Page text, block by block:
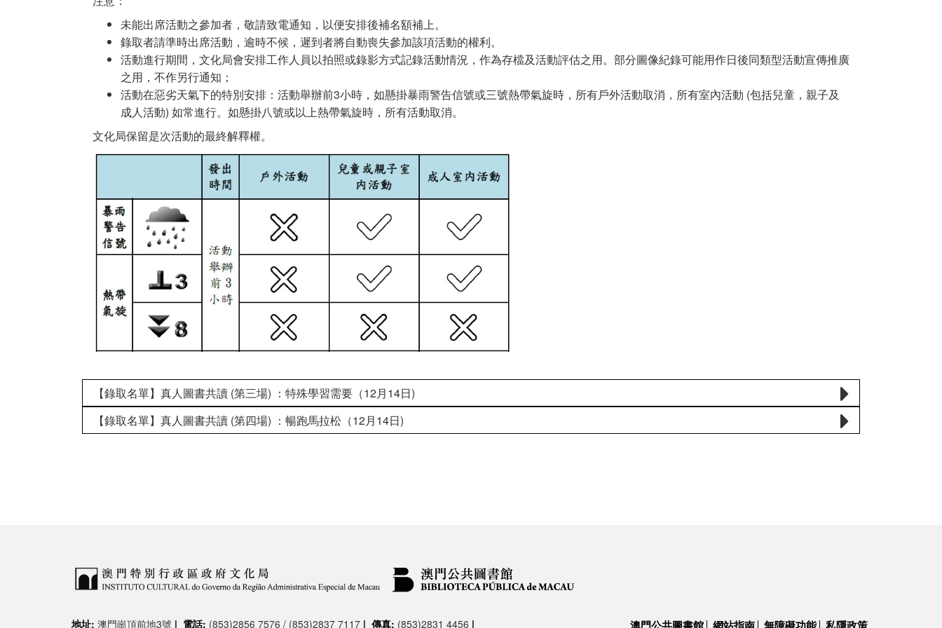
未能出席活動之參加者，敬請致電通知，以便安排後補名額補上。
錄取者請準時出席活動，逾時不候，遲到者將自動喪失參加該項活動的權利。
活動進行期間，文化局會安排工作人員以拍照或錄影方式記錄活動情況，作為存檔及活動評估之用。部分圖像紀錄可能用作日後同類型活動宣傳推廣
之用，不作另行通知；
活動在惡劣天氣下的特別安排：活動舉辦前3小時，如懸掛暴雨警告信號或三號熱帶氣旋時，所有戶外活動取消，所有室內活動 (包括兒童，親子及
成人活動) 如常進行。如懸掛八號或以上熱帶氣旋時，所有活動取消。
文化局保留是次活動的最終解釋權。
【錄取名單】真人圖書共讀 (第三場) ：特殊學習需要（12月14日)
【錄取名單】真人圖書共讀 (第四場) ：暢跑馬拉松（12月14日)
地址: 澳門崗頂前地3號 | 電話: (853)2856 7576 / (853)2837 7117 | 傳真: (853)2831 4456 | 澳門公共圖書館 網站指南 無障礙功能 私隱政策